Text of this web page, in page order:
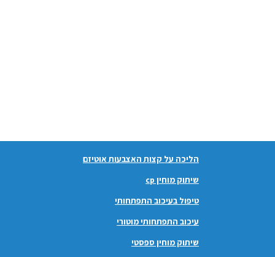
הליכה על קצות האצבעות אוטיזם
שיתוק מוחין cp
טיפול בעיכוב התפתחותי
עיכוב התפתחותי מוטורי
שיתוק מוחין ספסטי